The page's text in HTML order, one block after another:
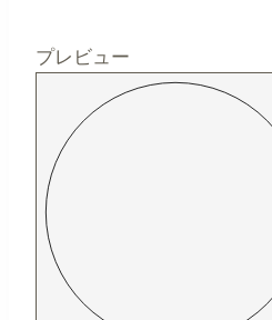
プレビュー